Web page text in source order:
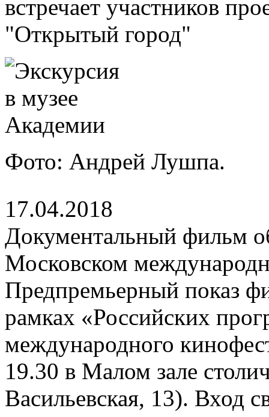
Фото: Андрей Лушпа.
17.04.2018
Документальный фильм
Московском
Предпремьерный показ
рамках «Российских
международного
19.30 в Малом зале
Васильевская, 13). Вход